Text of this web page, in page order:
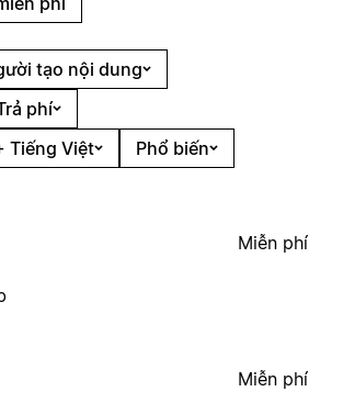
tạo nội dung
phí
Tiếng Việt
Phổ biến
Miễn phí
Miễn phí